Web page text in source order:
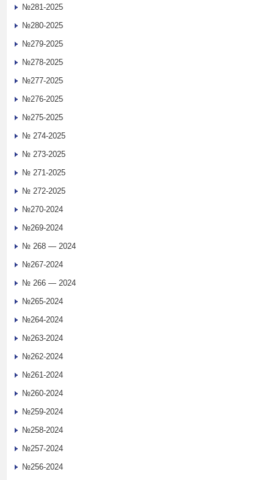
№281-2025
№280-2025
№279-2025
№278-2025
№277-2025
№276-2025
№275-2025
№ 274-2025
№ 273-2025
№ 271-2025
№ 272-2025
№270-2024
№269-2024
№ 268 — 2024
№267-2024
№ 266 — 2024
№265-2024
№264-2024
№263-2024
№262-2024
№261-2024
№260-2024
№259-2024
№258-2024
№257-2024
№256-2024